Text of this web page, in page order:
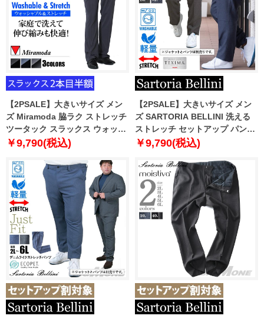
【2PSALE】大きいサイズ メン
ズ Miramoda 脇ラク ストレッチ
ツータック スラックス ウォッシ
ャブル ズボン ボトムス ビジネス
￥9,790(税込)
【2PSALE】大きいサイズ メン
ズ SARTORIA BELLINI 洗える
ストレッチ セットアップ パンツ
スラックス 軽量 z125-076b
￥9,790(税込)